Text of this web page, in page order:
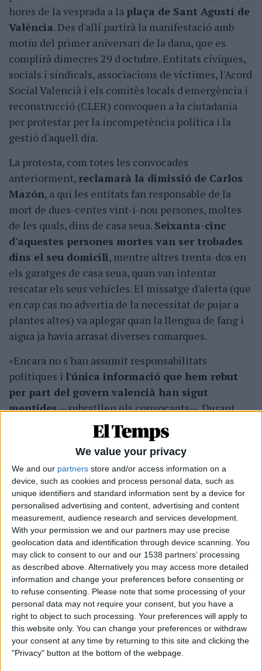
We value your privacy
We and our partners store and/or access information on a
device, such as cookies and process personal data, such as
unique identifiers and standard information sent by a device for
personalised advertising and content, advertising and content
measurement, audience research and services development.
With your permission we and our partners may use precise
geolocation data and identification through device scanning. You
may click to consent to our and our 1538 partners’ processing
as described above. Alternatively you may access more detailed
information and change your preferences before consenting or
to refuse consenting.
Please note that some processing of your
personal data may not require your consent, but you have a
right to object to such processing. Your preferences will apply to
this website only. You can change your preferences or withdraw
your consent at any time by returning to this site and clicking the
"Privacy" button at the bottom of the webpage.
hores de la vesprada a la plaça de Sant Agustí de
València. Des d'allí partirà la manifestació amb
motiu del primer aniversari de la dana, que es
complirà dimecres 29 d'octubre. Entitats cíviques,
socials i sindicals, associacions de víctimes, l'Acord
Social Valencià i els comitès locals d'emergència i
reconstrucció (CLER) convoquen a la ciutadania
per protestar per la incompetència política i la
gestió d'aquell dia.
La protesta, com totes les convocades
anteriorment, reclamarà la dimissió de Carlos
Mazón, a qui les entitats fan responsable de la
mort de dues-centes vint-i-nou persones, moltes
de les quals, dins de casa seua. Seixanta-cinc
d'aquestes persones mortes van ser trobades
dins el seu domicili, mentre altres trenta-dos en
els garatges de casa seua, quan van intentar
rescatar els seus vehicles. El missatge d'alerta (que
en cap cas no advertia de la necessitat de pujar a
plantes altes) va aplegar quan la llengua de fang i
aigua ja havia arrasat diverses comarques.
«Encara no s'han assumit responsabilitats
polítiques i l'única informació que hem rebut
per part del govern valencià han sigut
mentides—subratllen els convocants—. Durant
dotze mesos només hem sabut el que va passar el
29 d'octubre a colp d'interlocutòria judicial i
gràcies al treball d'investigació de la premsa
compromesa amb la veritat».
Subscripció al butlletí
Rep les novetats d'El Temps al teu correu: